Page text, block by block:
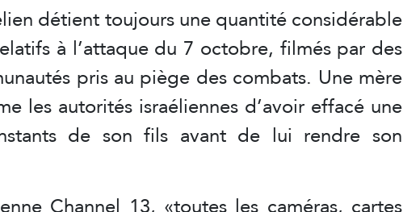
détient toujours une quantité considérable
à l’attaque du 7 octobre, filmés par des
pris au piège des combats. Une mère
les autorités israéliennes d’avoir effacé une
de son fils avant de lui rendre son